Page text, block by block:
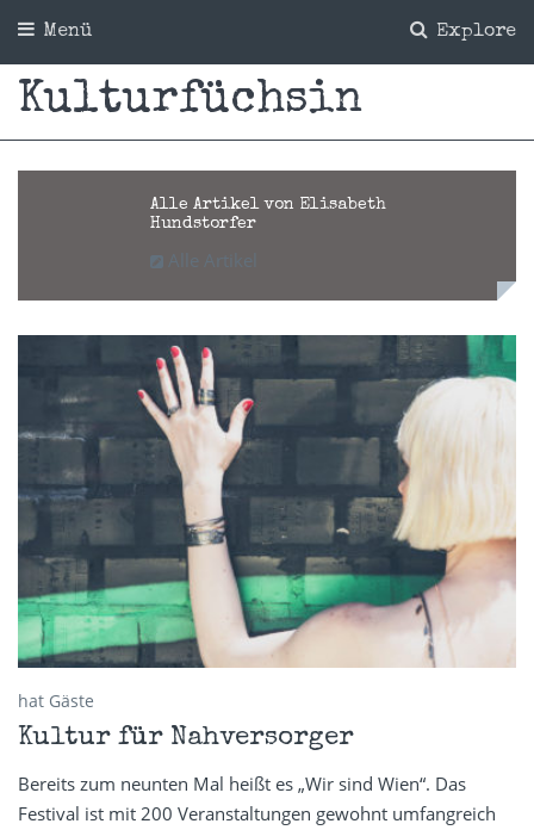
Explore
Menü
Kulturfüchsin
Alle Artikel von Elisabeth
Hundstorfer
Alle Artikel
hat Gäste
Kultur für Nahversorger
Bereits zum neunten Mal heißt es „Wir sind Wien“. Das
Festival ist mit 200 Veranstaltungen gewohnt umfangreich